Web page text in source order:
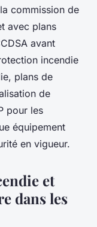
commission de
avec plans
avant
incendie
plans de
de
pour les
équipement
en vigueur.
et
dans les